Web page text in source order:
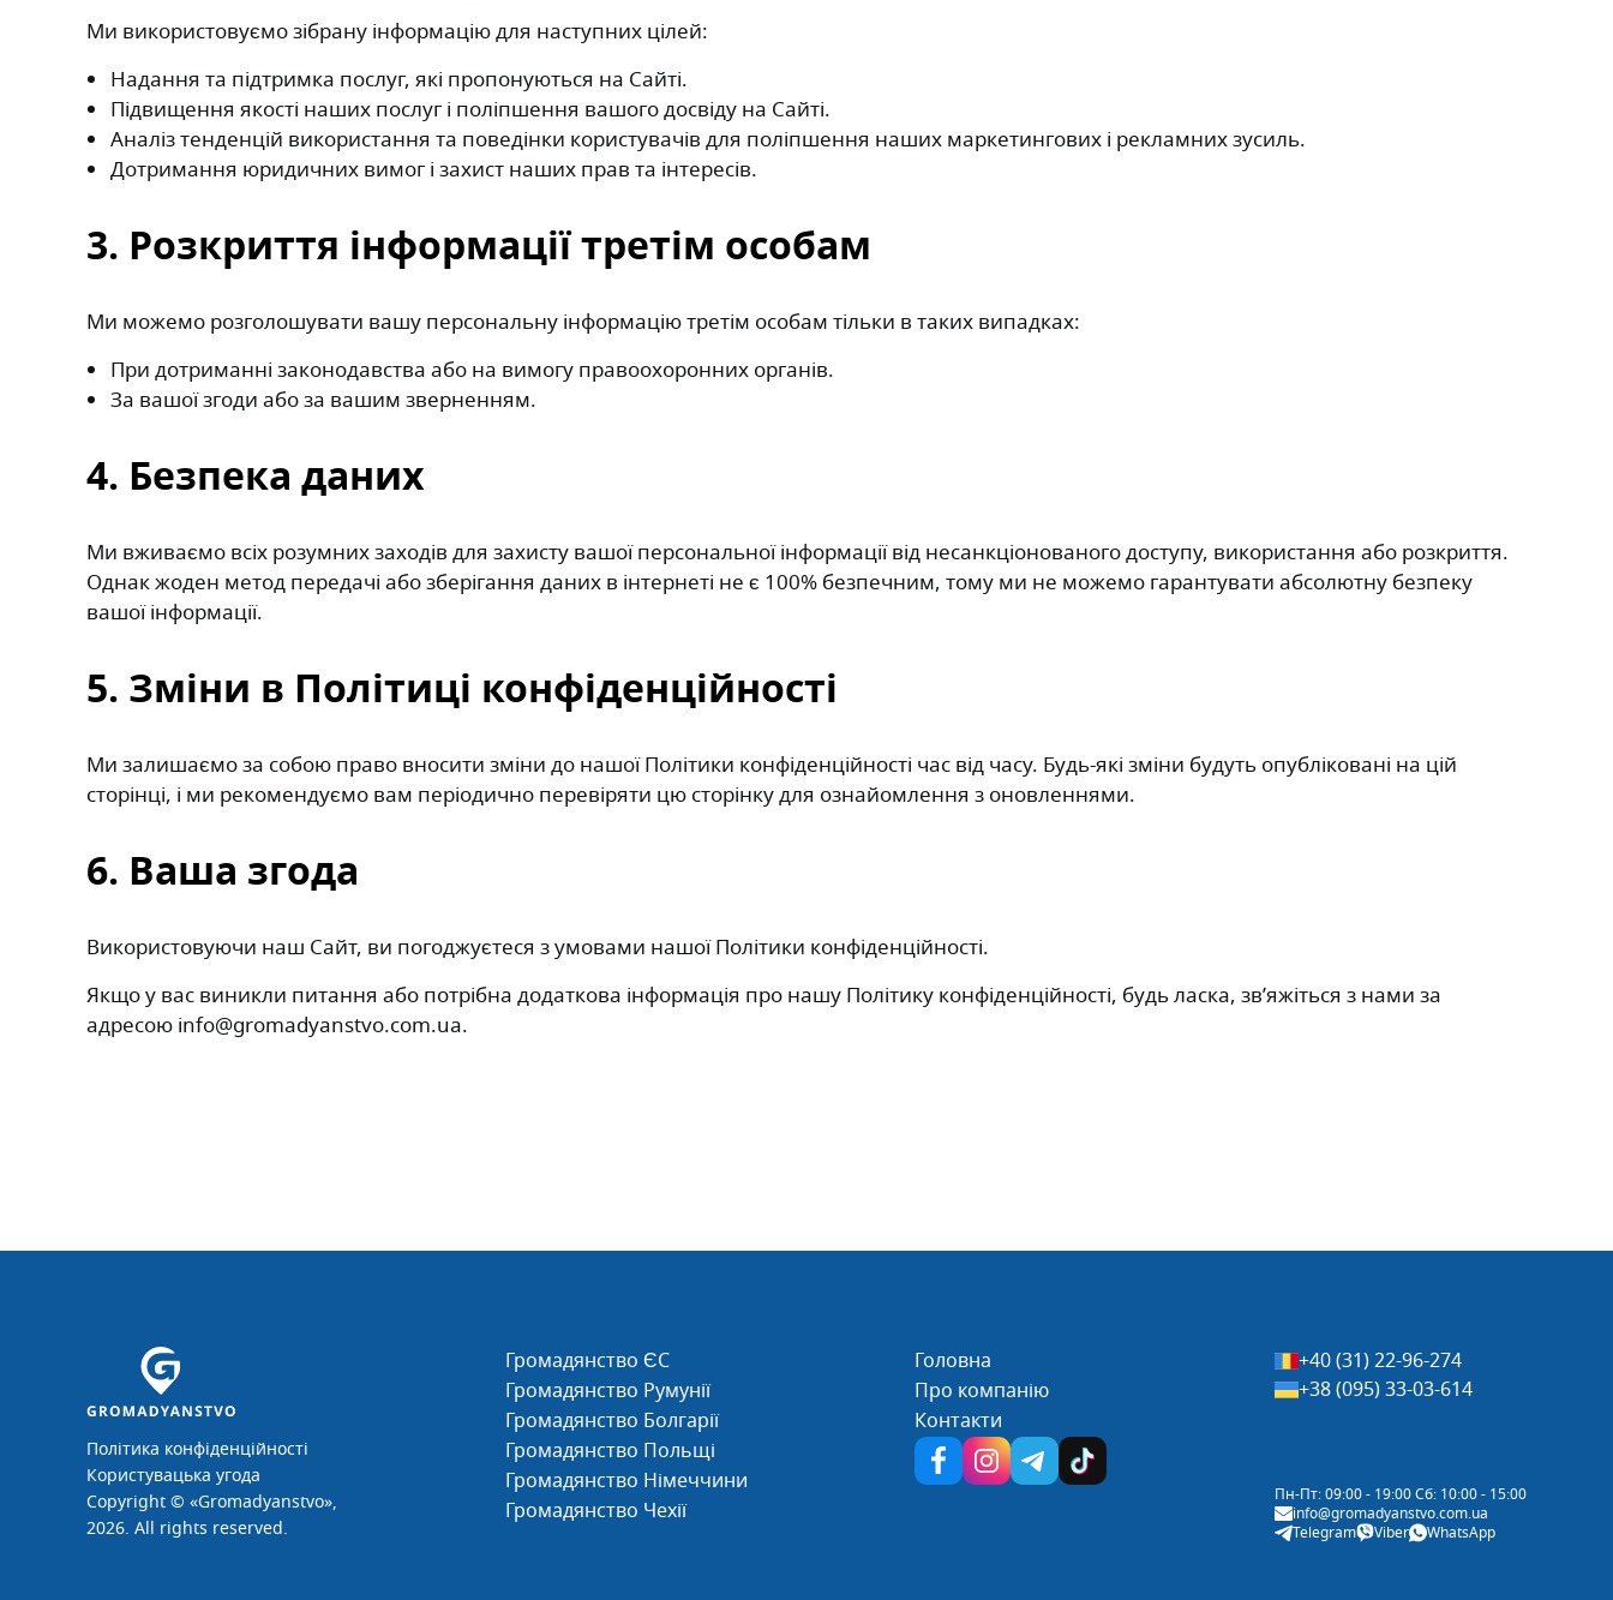
Ми використовуємо зібрану інформацію для наступних цілей:
Надання та підтримка послуг, які пропонуються на Сайті.
Підвищення якості наших послуг і поліпшення вашого досвіду на Сайті.
Аналіз тенденцій використання та поведінки користувачів для поліпшення наших маркетингових і рекламних зусиль.
Дотримання юридичних вимог і захист наших прав та інтересів.
3. Розкриття інформації третім особам
Ми можемо розголошувати вашу персональну інформацію третім особам тільки в таких випадках:
При дотриманні законодавства або на вимогу правоохоронних органів.
За вашої згоди або за вашим зверненням.
4. Безпека даних
Ми вживаємо всіх розумних заходів для захисту вашої персональної інформації від несанкціонованого доступу, використання або розкриття.
Однак жоден метод передачі або зберігання даних в інтернеті не є 100% безпечним, тому ми не можемо гарантувати абсолютну безпеку
вашої інформації.
5. Зміни в Політиці конфіденційності
Ми залишаємо за собою право вносити зміни до нашої Політики конфіденційності час від часу. Будь-які зміни будуть опубліковані на цій
сторінці, і ми рекомендуємо вам періодично перевіряти цю сторінку для ознайомлення з оновленнями.
6. Ваша згода
Використовуючи наш Сайт, ви погоджуєтеся з умовами нашої Політики конфіденційності.
Якщо у вас виникли питання або потрібна додаткова інформація про нашу Політику конфіденційності, будь ласка, зв’яжіться з нами за
адресою info@gromadyanstvo.com.ua.
Політика конфіденційності
Користувацька угода
Copyright © «Gromadyanstvo»,
2026. All rights reserved.
Громадянство ЄС
Громадянство Румунії
Громадянство Болгарії
Громадянство Польщі
Громадянство Німеччини
Громадянство Чехії
Головна
Про компанію
Контакти
+40 (31) 22-96-274
+38 (095) 33-03-614
Пн-Пт: 09:00 - 19:00 Сб: 10:00 - 15:00
info@gromadyanstvo.com.ua
Telegram
Viber WhatsApp